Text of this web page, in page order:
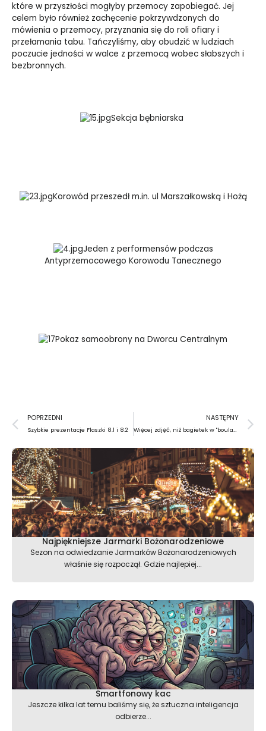
które w przyszłości mogłyby przemocy zapobiegać. Jej
celem było również zachęcenie pokrzywdzonych do
mówienia o przemocy, przyznania się do roli ofiary i
przełamania tabu. Tańczyliśmy, aby obudzić w ludziach
poczucie jedności w walce z przemocą wobec słabszych i
bezbronnych.
Sekcja bębniarska
Korowód przeszedł m.in. ul Marszałkowską i Hożą
Jeden z performensów podczas
Antyprzemocowego Korowodu Tanecznego
Pokaz samoobrony na Dworcu Centralnym
Prev
POPRZEDNI
Szybkie prezentacje Flaszki 8.1 i 8.2
NASTĘPNY
Więcej zdjęć, niż bagietek w "boulangeries"
Najpiękniejsze Jarmarki Bożonarodzeniowe
Sezon na odwiedzanie Jarmarków Bożonarodzeniowych
właśnie się rozpoczął. Gdzie najlepiej...
Smartfonowy kac
Jeszcze kilka lat temu baliśmy się, że sztuczna inteligencja
odbierze...